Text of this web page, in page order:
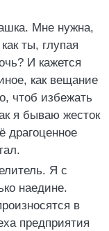
Мне нужна,
ты, глупая
И кажется
как вещание
чтоб избежать
я бываю жесток
драгоценное
Я с
наедине.
в
предприятия